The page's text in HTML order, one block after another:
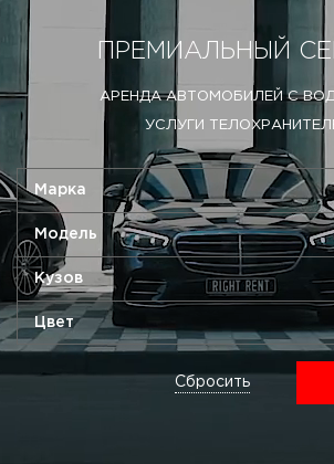
ПРЕМИАЛЬНЫЙ
АРЕНДА АВТОМОБИЛЕЙ С
УСЛУГИ
Марка
Модель
Кузов
Цвет
Сбросить